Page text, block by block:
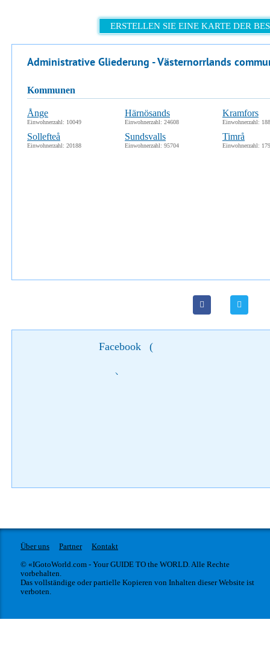
ERSTELLEN SIE EINE KARTE DER
Administrative Gliederung - Västernorrlands
Kommunen
Ånge
Einwohnerzahl: 10049
Härnösands
Einwohnerzahl: 24608
Kramfors
Einwohnerzahl:
Sollefteå
Einwohnerzahl: 20188
Sundsvalls
Einwohnerzahl: 95704
Timrå
Einwohnerzahl:
Facebook (
)
Über uns Partner
Kontakt
© «IGotoWorld.com - Your GUIDE TO the WORLD. Alle Rechte
vorbehalten.
Das vollständige oder partielle Kopieren von Inhalten dieser Website ist
verboten.